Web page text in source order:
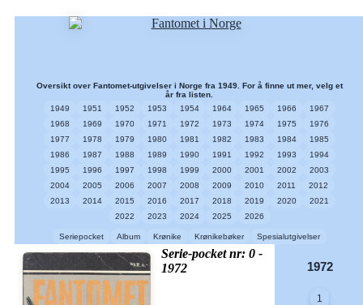
Oversikt over Fantomet-utgivelser i Norge fra 1949. For å finne ut mer, velg et
år fra listen.
1949
1951 1952 1953 1954 1964 1965 1966
1967
1968
1969 1970 1971 1972 1973 1974 1975
1976
1977
1978 1979 1980 1981 1982 1983 1984
1985
1986
1987 1988 1989 1990 1991 1992 1993
1994
1995
1996 1997 1998 1999 2000 2001 2002
2003
2004
2005 2006 2007 2008 2009 2010 2011
2012
2013
2014 2015 2016 2017 2018 2019 2020
2021
2022
2023 2024 2025 2026
Seriepocket Album Krønike Krønikebøker Spesialutgivelser
Serie-pocket nr: 0 -
1972
1972
1